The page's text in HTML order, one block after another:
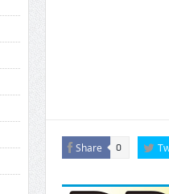
CINEMA×STYLE 286号
CINEMA×STYLE 285号
CINEMA×STYLE 294号
Share 0